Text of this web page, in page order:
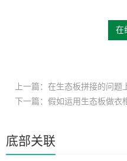
在
上一篇：在生态板拼接的问题
下一篇：假如运用生态板做衣
底部关联